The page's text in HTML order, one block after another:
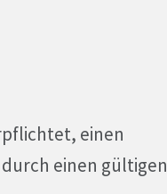
einen
einen gültigen